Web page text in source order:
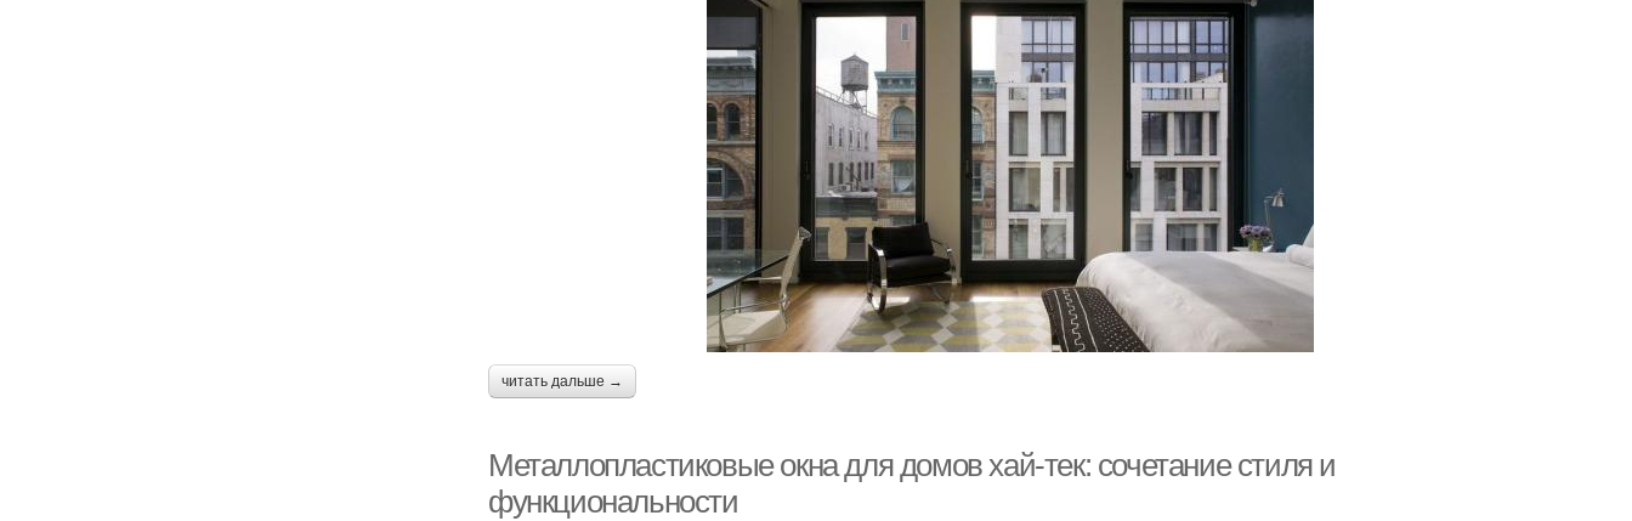
читать дальше →
Металлопластиковые окна для домов хай-тек: сочетание стиля и
функциональности